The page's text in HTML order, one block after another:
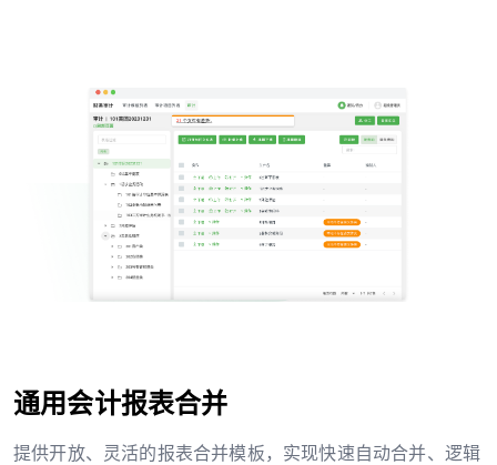
通用会计报表合并
提供开放、灵活的报表合并模板，实现快速自动合并、逻辑